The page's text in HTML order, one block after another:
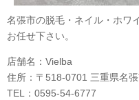
名張市の脱毛・ネイル・ホワ
お任せ下さい。
店舗名：Vielba
住所：〒518-0701 三重県名
TEL：0595-54-6777